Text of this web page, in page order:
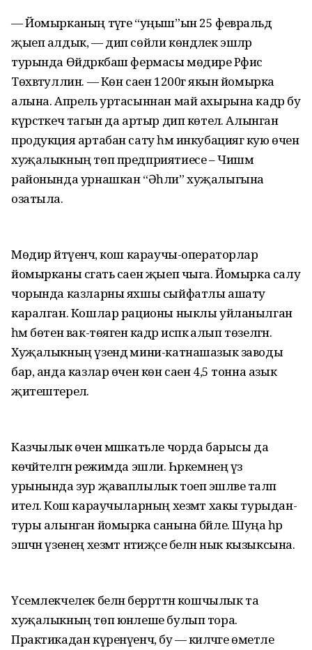
— Йомырканың тәүге “уңыш”ын 25 февральдә
җыеп алдык, — дип сөйли көндәлек эшләр
турында Өйдрәкбаш фермасы мөдире Рәфис
Төхвәтуллин. — Көн саен 1200гә якын йомырка
алына. Апрель уртасыннан май ахырына кадәр бу
күрсәткеч тагын да артыр дип көтелә. Алынган
продукция артабан сату һәм инкубациягә кую өчен
хуҗалыкның төп предприятиесе – Чишмә
районында урнашкан “Әһли” хуҗалыгына
озатыла.
Мөдир әйтүенчә, кош караучы-операторлар
йомырканы сәгать саен җыеп чыга. Йомырка салу
чорында казларны яхшы сыйфатлы ашату
каралган. Кошлар рационы ныклы уйланылган
һәм бөтен вак-төягенә кадәр исәпкә алып төзелгән.
Хуҗалыкның үзендә мини-катнашазык заводы
бар, анда казлар өчен көн саен 4,5 тонна азык
җитештерелә.
Казчылык өчен мәшәкатьле чорда барысы да
көчәйтелгән режимда эшли. Һәркемнең үз
урынында зур җаваплылык тоеп эшләве таләп
ителә. Кош караучыларның хезмәт хакы турыдан-
туры алынган йомырка санына бәйле. Шуңа һәр
эшчән үзенең хезмәт нәтиҗәсе белән нык кызыксына.
Үсемлекчелек белән беррәттән кошчылык та
хуҗалыкның төп юнәлеше булып тора.
Практикадан күренүенчә, бу — киләчәге өметле